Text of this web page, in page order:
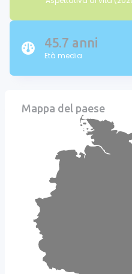
45.7 anni
Età media
Mappa del paese